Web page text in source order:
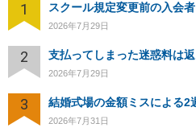
1 スクール規定変更前の入会
2026年7月29日
2 支払ってしまった迷惑料は
2026年7月29日
3
2026年7月31日